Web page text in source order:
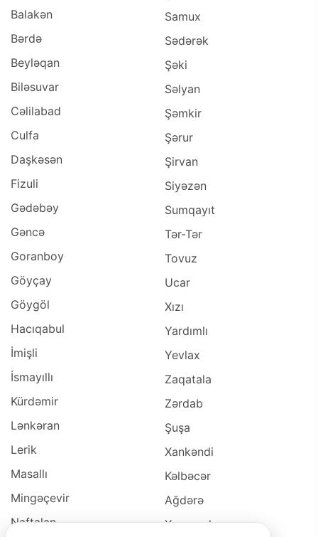
Balakən
Bərdə
Beyləqan
Biləsuvar
Cəlilabad
Culfa
Daşkəsən
Fizuli
Gədəbəy
Gəncə
Goranboy
Göyçay
Göygöl
Hacıqabul
İmişli
İsmayıllı
Kürdəmir
Lənkəran
Lerik
Masallı
Mingəçevir
Naftalan
Samux
Sədərək
Şəki
Səlyan
Şəmkir
Şərur
Şirvan
Siyəzən
Sumqayıt
Tər-Tər
Tovuz
Ucar
Xızı
Yardımlı
Yevlax
Zaqatala
Zərdab
Şuşa
Xankəndi
Kəlbəcər
Ağdərə
Xocavəd